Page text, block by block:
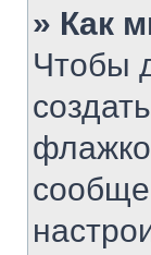
» Как
Чтобы